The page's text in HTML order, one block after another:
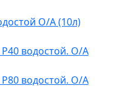
О/А (10л)
водостой. О/А
водостой. О/А